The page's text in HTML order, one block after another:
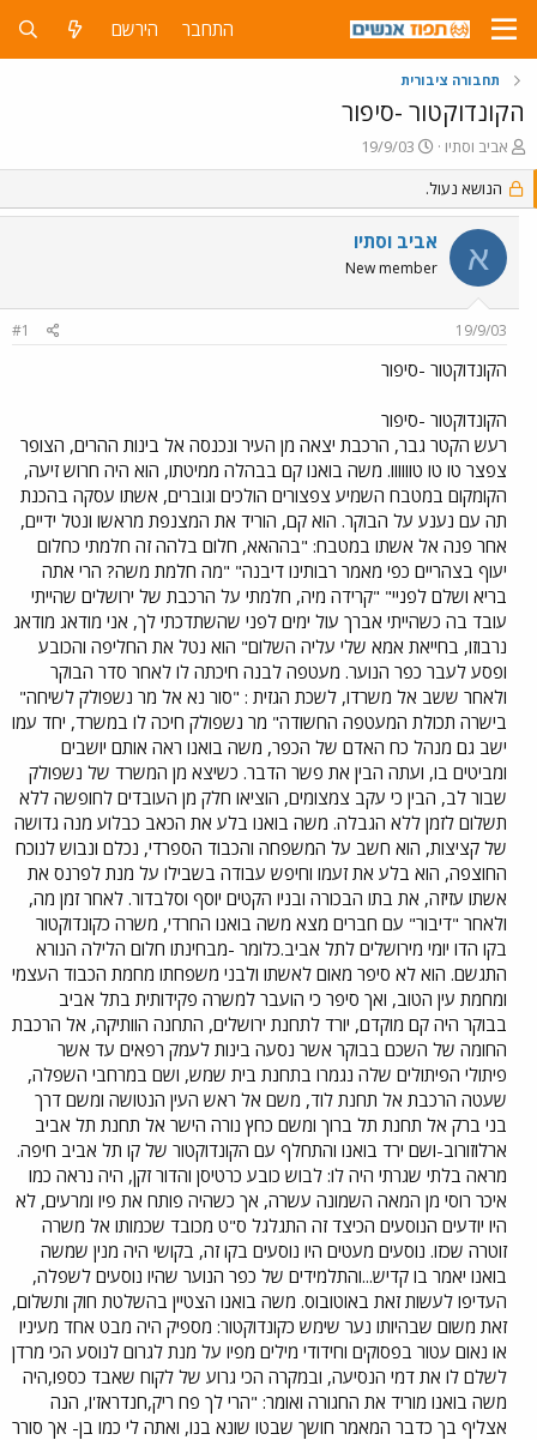
התחבר הירשם
תחבורה ציבורית
הקונדוקטור -סיפור
פ
ו
ת
ח
נ
אביב וסתיו
פ
ו
ס
ם
ב
ת
ך
19/9/03
הנושא נעול.
א אביב וסתיו
New member
19/9/03
#1
הקונדוקטור -סיפור
הקונדוקטור -סיפור
רעש הקטר גבר, הרכבת יצאה מן העיר ונכנסה אל בינות ההרים, הצופר
צפצר טו טו טוווווו. משה בואנו קם בבהלה ממיטתו, הוא היה חרוש זיעה,
הקומקום במטבח השמיע צפצורים הולכים וגוברים, אשתו עסקה בהכנת
תה עם נענע על הבוקר. הוא קם, הוריד את המצנפת מראשו ונטל ידיים,
אחר פנה אל אשתו במטבח: "בההאא, חלום בלהה זה חלמתי כחלום
יעוף בצהריים כפי מאמר רבותינו דיבנה" "מה חלמת משה? הרי אתה
בריא ושלם לפניי" "קרידה מיה, חלמתי על הרכבת של ירושלים שהייתי
עובד בה כשהייתי אברך עול ימים לפני שהשתדכתי לך, אני מודאג מודאג
נרבוזו, בחייאת אמא שלי עליה השלום" הוא נטל את החליפה והכובע
ופסע לעבר כפר הנוער. מעטפה לבנה חיכתה לו לאחר סדר הבוקר
ולאחר ששב אל משרדו, לשכת הגזית : "סור נא אל מר נשפולק לשיחה"
בישרה תכולת המעטפה החשודה" מר נשפולק חיכה לו במשרד, יחד עמו
ישב גם מנהל כח האדם של הכפר, משה בואנו ראה אותם יושבים
ומביטים בו, ועתה הבין את פשר הדבר. כשיצא מן המשרד של נשפולק
שבור לב, הבין כי עקב צמצומים, הוציאו חלק מן העובדים לחופשה ללא
תשלום לזמן ללא הגבלה. משה בואנו בלע את הכאב כבלוע מנה גדושה
של קציצות, הוא חשב על המשפחה והכבוד הספרדי, נכלם ונבוש לנוכח
החוצפה, הוא בלע את זעמו וחיפש עבודה בשבילו על מנת לפרנס את
אשתו עזיזה, את בתו הבכורה ובניו הקטים יוסף וסלבדור. לאחר זמן מה,
ולאחר "דיבור" עם חברים מצא משה בואנו החרדי, משרה כקונדוקטור
בקו הדו יומי מירושלים לתל אביב.כלומר -מבחינתו חלום הלילה הנורא
התגשם. הוא לא סיפר מאום לאשתו ולבני משפחתו מחמת הכבוד העצמי
ומחמת עין הטוב, ואך סיפר כי הועבר למשרה פקידותית בתל אביב
בבוקר היה קם מוקדם, יורד לתחנת ירושלים, התחנה הוותיקה, אל הרכבת
החומה של השכם בבוקר אשר נסעה בינות לעמק רפאים עד אשר
פיתולי הפיתולים שלה נגמרו בתחנת בית שמש, ושם במרחבי השפלה,
שעטה הרכבת אל תחנת לוד, משם אל ראש העין הנטושה ומשם דרך
בני ברק אל תחנת תל ברוך ומשם כחץ נורה הישר אל תחנת תל אביב
ארלוזורוב-ושם ירד בואנו והתחלף עם הקונדוקטור של קו תל אביב חיפה.
מראה בלתי שגרתי היה לו: לבוש כובע כרטיסן והדור זקן, היה נראה כמו
איכר רוסי מן המאה השמונה עשרה, אך כשהיה פותח את פיו ומרעים, לא
היו יודעים הנוסעים הכיצד זה התגלגל ס"ט מכובד שכמותו אל משרה
זוטרה שכזו. נוסעים מעטים היו נוסעים בקו זה, בקושי היה מנין שמשה
בואנו יאמר בו קדיש...והתלמידים של כפר הנוער שהיו נוסעים לשפלה,
העדיפו לעשות זאת באוטובוס. משה בואנו הצטיין בהשלטת חוק ותשלום,
זאת משום שבהיותו נער שימש כקונדוקטור: מספיק היה מבט אחד מעיניו
או נאום עטור בפסוקים וחידודי מילים מפיו על מנת לגרום לנוסע הכי מרדן
לשלם לו את דמי הנסיעה, ובמקרה הכי גרוע של לקוח שאבד כספו,היה
משה בואנו מוריד את החגורה ואומר: "הרי לך פח ריק,חנדראז'ו, הנה
אצליף בך כדבר המאמר חושך שבטו שונא בנו, ואתה לי כמו בן- אך סורר